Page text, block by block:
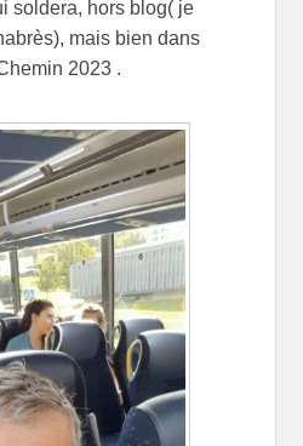
soldera, hors blog( je
mais bien dans
2023 .